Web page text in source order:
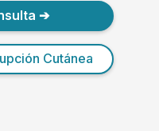
➔
Cutánea